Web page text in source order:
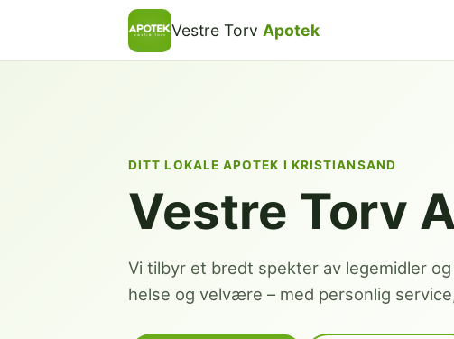
Vestre Torv Apotek
DITT LOKALE APOTEK I KRISTIANSAND
Vestre Torv
Vi tilbyr et bredt spekter av legemidler
helse og velvære – med personlig